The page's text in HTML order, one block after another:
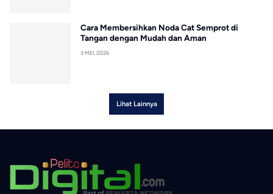
Cara Membersihkan Noda Cat Semprot di
Tangan dengan Mudah dan Aman
3 MEI, 2026
Lihat Lainnya